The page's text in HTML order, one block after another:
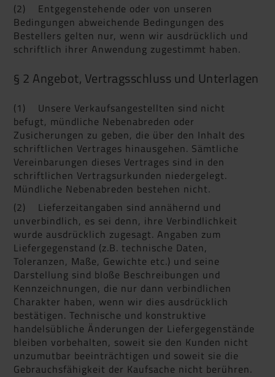
(2) Entgegenstehende oder von unseren
Bedingungen abweichende Bedingungen des
Bestellers gelten nur, wenn wir ausdrücklich und
schriftlich ihrer Anwendung zugestimmt haben.
§ 2 Angebot, Vertragsschluss und Unterlagen
(1) Unsere Verkaufsangestellten sind nicht
befugt, mündliche Nebenabreden oder
Zusicherungen zu geben, die über den Inhalt des
schriftlichen Vertrages hinausgehen. Sämtliche
Vereinbarungen dieses Vertrages sind in den
schriftlichen Vertragsurkunden niedergelegt.
Mündliche Nebenabreden bestehen nicht.
(2) Lieferzeitangaben sind annähernd und
unverbindlich, es sei denn, ihre Verbindlichkeit
wurde ausdrücklich zugesagt. Angaben zum
Liefergegenstand (z.B. technische Daten,
Toleranzen, Maße, Gewichte etc.) und seine
Darstellung sind bloße Beschreibungen und
Kennzeichnungen, die nur dann verbindlichen
Charakter haben, wenn wir dies ausdrücklich
bestätigen. Technische und konstruktive
handelsübliche Änderungen der Liefergegenstände
bleiben vorbehalten, soweit sie den Kunden nicht
unzumutbar beeinträchtigen und soweit sie die
Gebrauchsfähigkeit der Kaufsache nicht berühren.